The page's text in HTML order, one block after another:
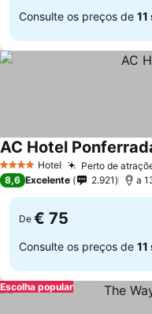
Consulte os preços de 11
4 EstrelasHotel Perto de
AC Hotel
8,6 Excelente 2.921 a
De € 75
Consulte os preços de 11
Escolha popular